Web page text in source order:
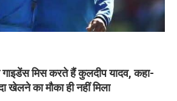
गाइडेंस मिस करते हैं कुलदीप यादव, कहा-
खेलने का मौका ही नहीं मिला